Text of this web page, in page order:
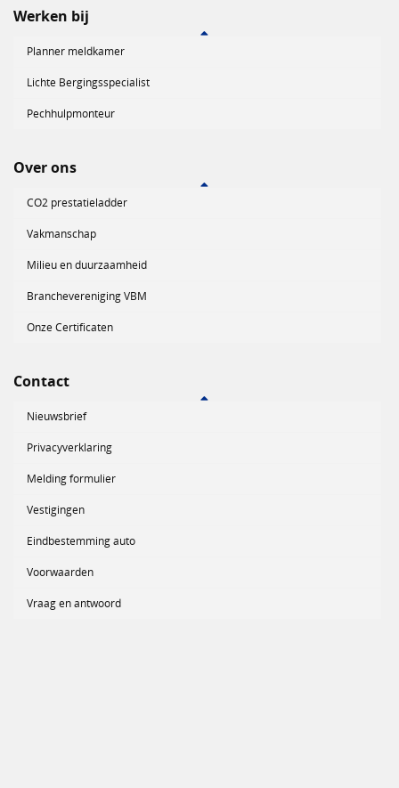
Werken bij
Planner meldkamer
Lichte Bergingsspecialist
Pechhulpmonteur
Over ons
CO2 prestatieladder
Vakmanschap
Milieu en duurzaamheid
Branchevereniging VBM
Onze Certificaten
Contact
Nieuwsbrief
Privacyverklaring
Melding formulier
Vestigingen
Eindbestemming auto
Voorwaarden
Vraag en antwoord